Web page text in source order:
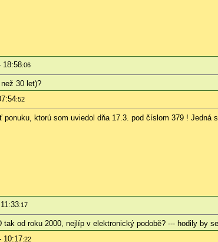
18:58:06
30 let)?
:52
ponuku, ktorú som uviedol dňa 17.3. pod číslom 379 !
:17
tak od roku 2000, nejlíp v elektronický podobě? --- hodily by
10:17:22